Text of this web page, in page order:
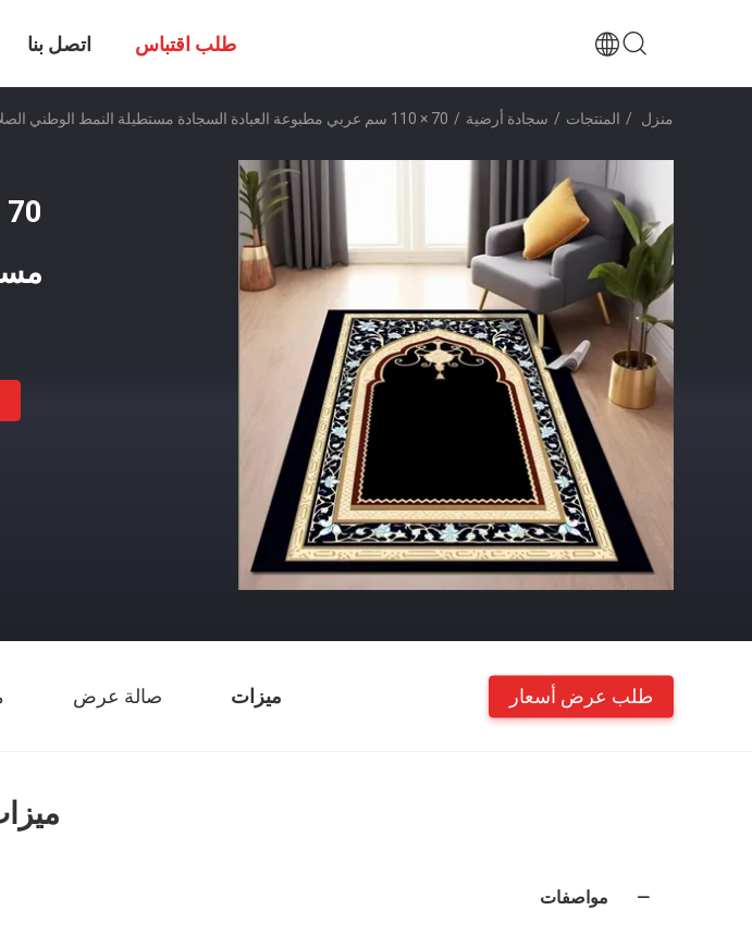
اتصل بنا طلب اقتباس
منزل / المنتجات / سجادة أرضية / 70 × 110 سم عربي مطبوعة العبادة السجادة مستطيلة النمط الوطني الصلاة السجادة
ميزات صالة عرض طلب عرض أسعار
مواصفات